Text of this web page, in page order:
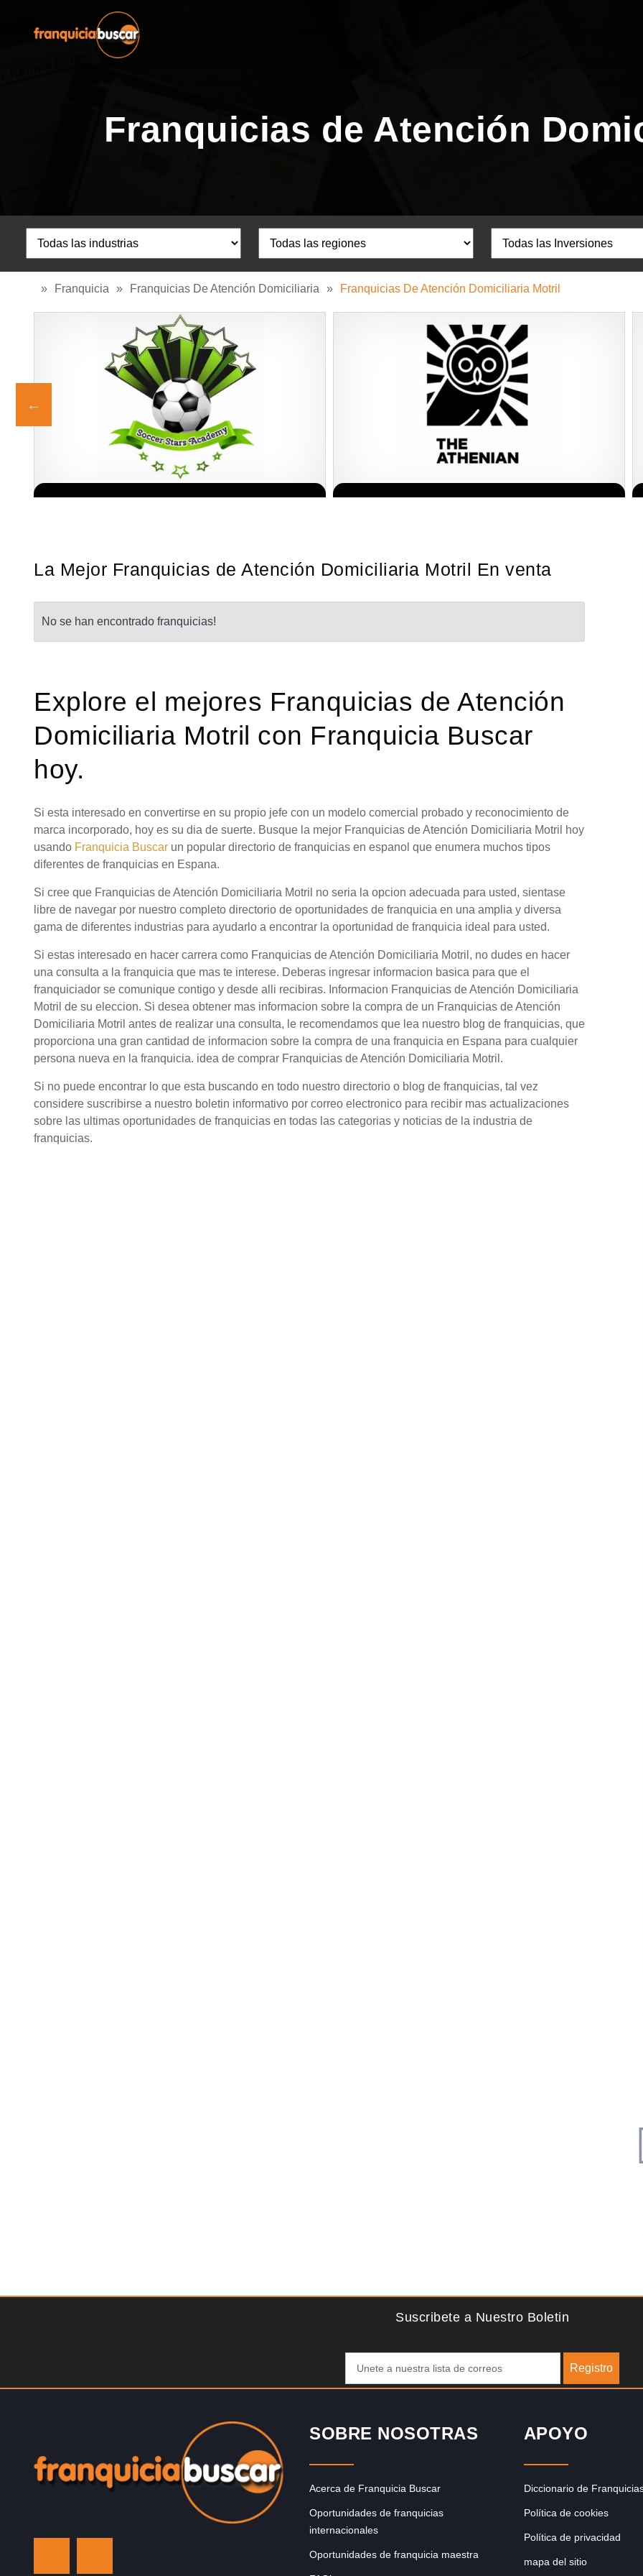
Franquicias de Atención
» Franquicia » Franquicias De Atención Domiciliaria » Franquicias De Atención Domiciliaria Motril
La Mejor Franquicias de Atención Domiciliaria Motril En venta
No se han encontrado franquicias!
Explore el mejores Franquicias de Atención
Domiciliaria Motril con Franquicia Buscar
hoy.
Si esta interesado en convertirse en su propio jefe con un modelo comercial probado y reconocimiento de
marca incorporado, hoy es su dia de suerte. Busque la mejor Franquicias de Atención Domiciliaria Motril hoy
usando Franquicia Buscar un popular directorio de franquicias en espanol que enumera muchos tipos
diferentes de franquicias en Espana.
Si cree que Franquicias de Atención Domiciliaria Motril no seria la opcion adecuada para usted, sientase
libre de navegar por nuestro completo directorio de oportunidades de franquicia en una amplia y diversa
gama de diferentes industrias para ayudarlo a encontrar la oportunidad de franquicia ideal para usted.
Si estas interesado en hacer carrera como Franquicias de Atención Domiciliaria Motril, no dudes en hacer
una consulta a la franquicia que mas te interese. Deberas ingresar informacion basica para que el
franquiciador se comunique contigo y desde alli recibiras. Informacion Franquicias de Atención Domiciliaria
Motril de su eleccion. Si desea obtener mas informacion sobre la compra de un Franquicias de Atención
Domiciliaria Motril antes de realizar una consulta, le recomendamos que lea nuestro blog de franquicias, que
proporciona una gran cantidad de informacion sobre la compra de una franquicia en Espana para cualquier
persona nueva en la franquicia. idea de comprar Franquicias de Atención Domiciliaria Motril.
Si no puede encontrar lo que esta buscando en todo nuestro directorio o blog de franquicias, tal vez
considere suscribirse a nuestro boletin informativo por correo electronico para recibir mas actualizaciones
sobre las ultimas oportunidades de franquicias en todas las categorias y noticias de la industria de
franquicias.
franquicia ateniense y benefíciese de…
esterlinas, la…
Suscribete a Nuestro Boletin
Registro
SOBRE NOSOTRAS
Acerca de Franquicia Buscar
Oportunidades de franquicias
internacionales
Oportunidades de franquicia maestra
APOYO
Diccionario de
Política de cookies
Política de privacidad
mapa del sitio